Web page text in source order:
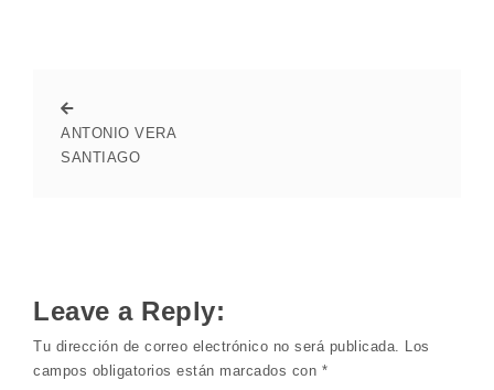
ANTONIO VERA
SANTIAGO
Leave a Reply:
Tu dirección de correo electrónico no será publicada. Los
campos obligatorios están marcados con *